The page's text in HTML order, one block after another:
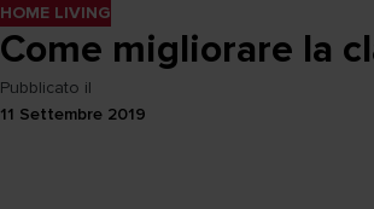
HOME LIVING
Come migliorare la
Pubblicato il
11 Settembre 2019